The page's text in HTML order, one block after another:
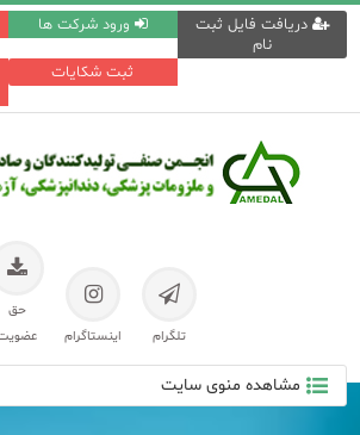
ورود شرکت ها
دریافت فایل ثبت
نام
ثبت شکایات
تلگرام اینستاگرام
حق
مشاهده منوی سایت